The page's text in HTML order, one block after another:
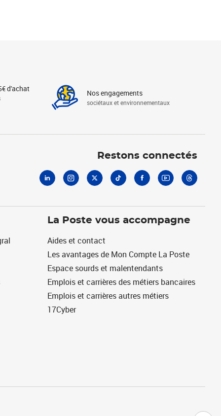
d'achat Nos engagements
sociétaux et environnementaux
Restons connectés
La Poste vous accompagne
Aides et contact
Les avantages de Mon Compte La Poste
Espace sourds et malentendants
Emplois et carrières des métiers bancaires
Emplois et carrières autres métiers
17Cyber